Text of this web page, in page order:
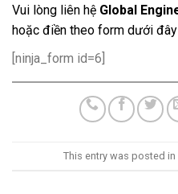
Vui lòng liên hệ Global
hoặc điền theo form dưới
[ninja_form id=6]
This entry was posted in